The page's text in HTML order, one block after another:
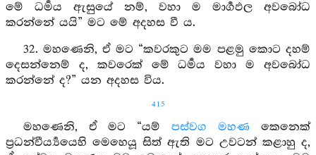
මේ ධර්‍මය ඇසුයේ නම්, වහා ම මාර්‍ගඵල අවබෝධ
කරන්නේ යයි” මට මේ අදහස වී ය.
32. මහණෙනි, ඒ මට “කවරකුට මම පළමු කොට දහම්
දෙසන්නෙම් ද, කවරෙක් මේ ධර්‍මය වහා ම අවබෝධ
කරන්නේ ද?” යන අදහස විය.
415
මහණෙනි, ඒ මට “යම්පස්වග මහණ කෙනෙක්
ප්‍රධන්වීර්‍ය්‍යයෙහි මෙහෙයූ සිත් ඇති මට උවටන් කළාහු ද,